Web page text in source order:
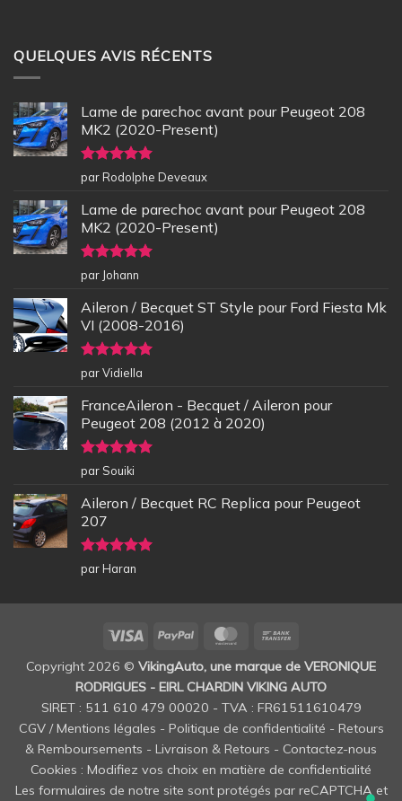
QUELQUES AVIS RÉCENTS
Lame de parechoc avant pour Peugeot 208
MK2 (2020-Present)
Note5sur
5
par Rodolphe Deveaux
Lame de parechoc avant pour Peugeot 208
MK2 (2020-Present)
Note5sur
5
par Johann
Aileron / Becquet ST Style pour Ford Fiesta Mk
VI (2008-2016)
Note5sur
5
par Vidiella
FranceAileron - Becquet / Aileron pour
Peugeot 208 (2012 à 2020)
Note5sur
5
par Souiki
Aileron / Becquet RC Replica pour Peugeot
207
Note5sur
5
par Haran
Visa PayPal MasterCard
Copyright 2026 © VikingAuto, une marque de VERONIQUE
RODRIGUES - EIRL CHARDIN VIKING AUTO
SIRET : 511 610 479 00020 - TVA : FR61511610479
CGV / Mentions légales - Politique de confidentialité - Retours
& Remboursements - Livraison & Retours - Contactez-nous
Cookies : Modifiez vos choix en matière de confidentialité
Les formulaires de notre site sont protégés par reCAPTCHA et